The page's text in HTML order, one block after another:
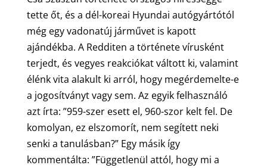
tette őt, és a dél-koreai Hyundai autógyártótól
még egy vadonatúj járművet is kapott
ajándékba. A Redditen a története vírusként
terjedt, és vegyes reakciókat váltott ki, valamint
élénk vita alakult ki arról, hogy megérdemelte-e
a jogosítványt vagy sem. Az egyik felhasználó
azt írta: ”959-szer esett el, 960-szor kelt fel. De
komolyan, ez elszomorít, nem segített neki
senki a tanulásban?” Egy másik így
kommentálta: ”Függetlenül attól, hogy mi a